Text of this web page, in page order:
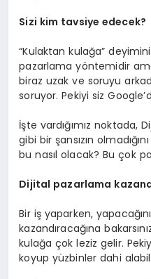
Sizi kim tavsiye edecek?
“Kulaktan kulağa”
pazarlama yöntemidir
biraz uzak ve soruyu
soruyor. Pekiyi siz
İşte vardığımız noktada,
gibi bir şansızın
bu nasıl olacak? Bu çok
Dijital pazarlama
Bir iş yaparken,
kazandıracağına
kulağa çok leziz gelir.
koyup yüzbinler dahi